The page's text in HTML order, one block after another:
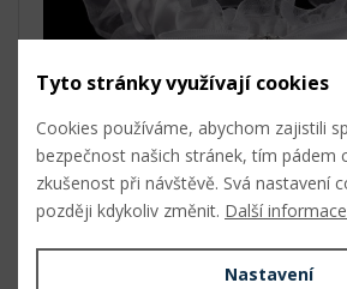
Šířka: 6,5 cm
Obvod: 33 - 60 cm
93
Tyto stránky využívají cookies
Cookies používáme, abychom zajistili
bezpečnost našich stránek, tím pádem
zkušenost při návštěvě. Svá nastavení
později kdykoliv změnit. Další
Nastavení